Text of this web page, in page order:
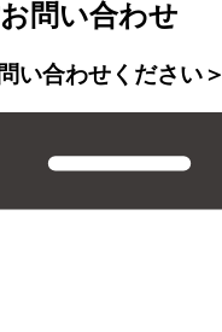
お問い合わせ
い合わせください＞